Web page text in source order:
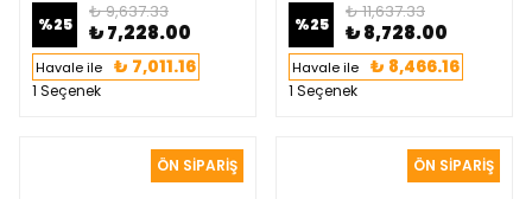
%25
₺ 9,637.33
₺ 7,228.00
Havale ile ₺ 7,011.16
1 Seçenek
%25
₺ 11,637.33
₺ 8,728.00
Havale ile ₺ 8,466.16
1 Seçenek